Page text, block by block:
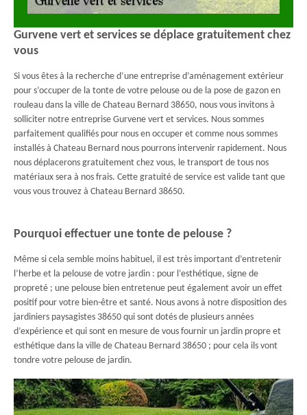
Gurvene vert et services se déplace gratuitement chez
vous
Si vous êtes à la recherche d’une entreprise d’aménagement extérieur
pour s’occuper de la tonte de votre pelouse ou de la pose de gazon en
rouleau dans la ville de Chateau Bernard 38650, nous vous invitons à
solliciter notre entreprise Gurvene vert et services. Nous sommes
parfaitement qualifiés pour nous en occuper et comme nous sommes
installés à Chateau Bernard nous pourrons intervenir rapidement. Nous
nous déplacerons gratuitement chez vous, le transport de tous nos
matériaux sera à nos frais. Cette gratuité de service est valide tant que
vous vous trouvez à Chateau Bernard 38650.
Pourquoi effectuer une tonte de pelouse ?
Même si cela semble moins habituel, il est très important d’entretenir
l’herbe et la pelouse de votre jardin : pour l’esthétique, signe de
propreté ; une pelouse bien entretenue peut également avoir un effet
positif pour votre bien-être et santé. Nous avons à notre disposition des
jardiniers paysagistes 38650 qui sont dotés de plusieurs années
d’expérience et qui sont en mesure de vous fournir un jardin propre et
esthétique dans la ville de Chateau Bernard 38650 ; pour cela ils vont
tondre votre pelouse de jardin.